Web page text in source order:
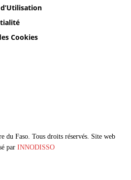
Cookies
du Faso. Tous droits réservés. Site web
par INNODISSO